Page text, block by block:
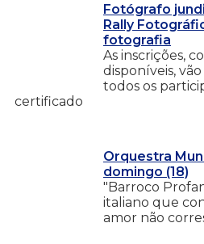
Fotógrafo
Rally
fotografia
As inscrições,
disponíveis,
todos os
certificado
Orquestra
domingo (18)
"Barroco
italiano que
amor não